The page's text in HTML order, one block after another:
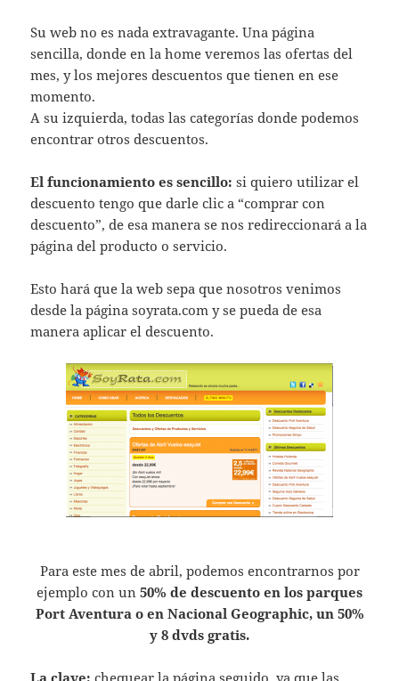
Su web no es nada extravagante. Una página
sencilla, donde en la home veremos las ofertas del
mes, y los mejores descuentos que tienen en ese
momento.
A su izquierda, todas las categorías donde podemos
encontrar otros descuentos.
El funcionamiento es sencillo:si quiero utilizar el
descuento tengo que darle clic a “comprar con
descuento”, de esa manera se nos redireccionará a la
página del producto o servicio.
Esto hará que la web sepa que nosotros venimos
desde la página soyrata.com y se pueda de esa
manera aplicar el descuento.
Para este mes de abril, podemos encontrarnos por
ejemplo con un 50% de descuento en los parques
Port Aventura o en Nacional Geographic, un 50%
y 8 dvds gratis.